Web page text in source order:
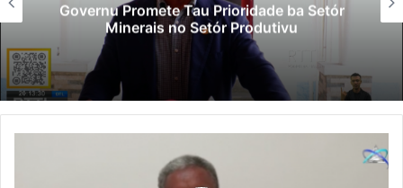
Governu Promete Tau Prioridade ba Setór
Minerais no Setór Produtivu